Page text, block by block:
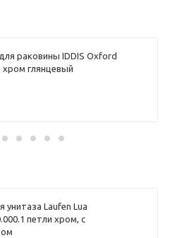
раковины IDDIS Oxford
хром глянцевый
унитаза Laufen Lua
петли хром, с